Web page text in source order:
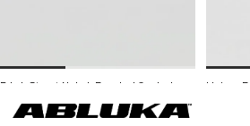
499,90 TL